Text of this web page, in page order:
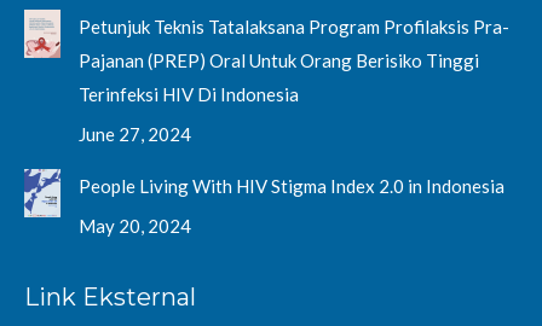
Petunjuk Teknis Tatalaksana Program Profilaksis Pra-
Pajanan (PREP) Oral Untuk Orang Berisiko Tinggi
Terinfeksi HIV Di Indonesia
June 27, 2024
People Living With HIV Stigma Index 2.0 in Indonesia
May 20, 2024
Link Eksternal